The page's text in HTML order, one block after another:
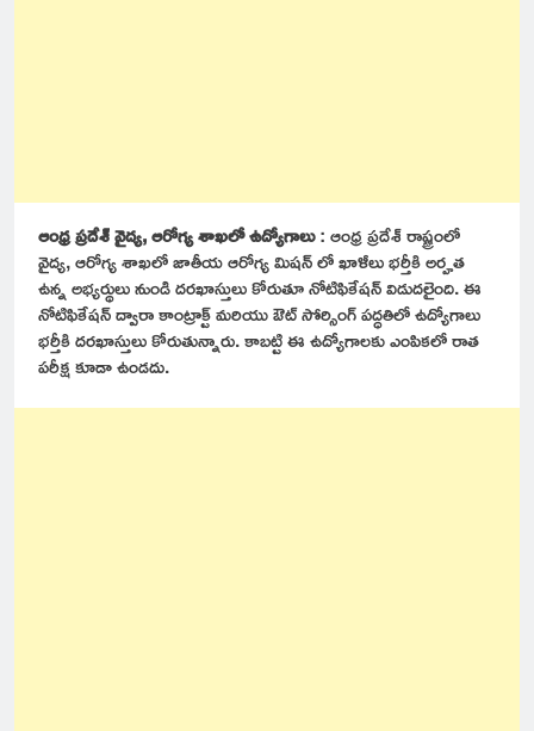
ఆంధ్ర ప్రదేశ్ వైద్య, ఆరోగ్య శాఖలో ఉద్యోగాలు: ఆంధ్ర ప్రదేశ్ రాష్ట్రంలో
వైద్య, ఆరోగ్య శాఖలో జాతీయ ఆరోగ్య మిషన్ లో ఖాళీలు భర్తీకి అర్హత
ఉన్న అభ్యర్థులు నుండి దరఖాస్తులు కోరుతూ నోటిఫికేషన్ విడుదలైంది. ఈ
నోటిఫికేషన్ ద్వారా కాంట్రాక్ట్ మరియు ఔట్ సోర్సింగ్ పద్ధతిలో ఉద్యోగాలు
భర్తీకి దరఖాస్తులు కోరుతున్నారు. కాబట్టి ఈ ఉద్యోగాలకు ఎంపికలో రాత
పరీక్ష కూడా ఉండదు.